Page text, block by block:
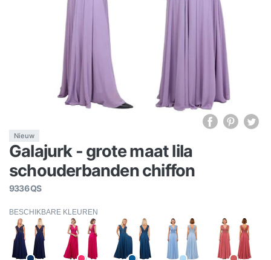
Nieuw
Galajurk - grote maat lila
schouderbanden chiffon
9336 QS
BESCHIKBARE KLEUREN